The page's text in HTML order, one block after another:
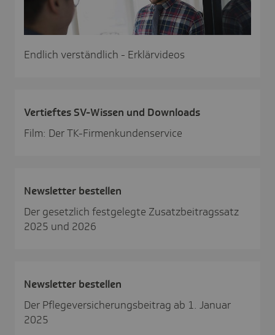
Endlich verständlich - Erklärvideos
Vertieftes SV-Wissen und Down­loads
Film: Der TK-Firmenkundenservice
News­letter bestellen
Der gesetzlich festgelegte Zusatzbeitragssatz
2025 und 2026
News­letter bestellen
Der Pflegeversicherungsbeitrag ab 1. Januar
2025